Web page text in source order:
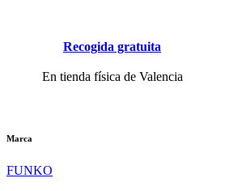
Recogida gratuita
En tienda física de Valencia
Marca
FUNKO